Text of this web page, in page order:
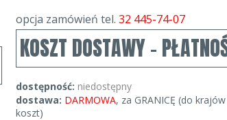
opcja zamówień tel. 32 445-74-07
KOSZT DOSTAWY -
dostępność: niedostępny
dostawa: DARMOWA, za GRANICĘ (do krajów
koszt)